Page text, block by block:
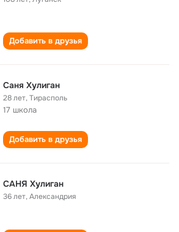
Добавить в друзья
Саня Хулиган
28 лет,Тирасполь
17 школа
Добавить в друзья
САНЯ Хулиган
36 лет,Александрия